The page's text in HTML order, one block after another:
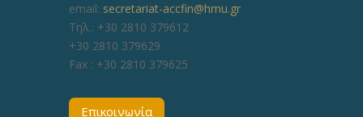
email: secretariat-accfin@hmu.gr
Τηλ.: +30 2810 379612
+30 2810 379629
Fax : +30 2810 379625
Επικοινωνία